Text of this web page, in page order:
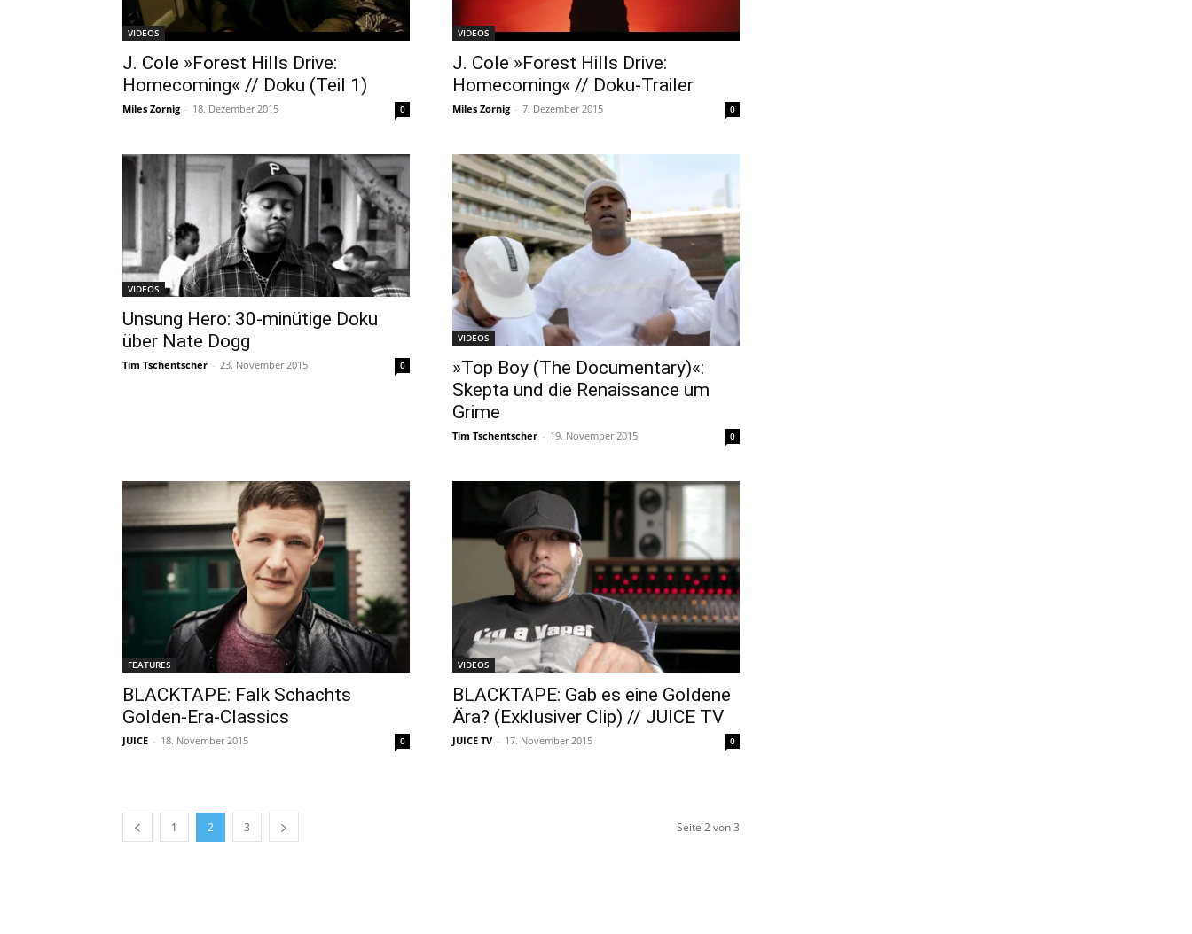
VIDEOS
J. Cole »Forest Hills Drive:
Homecoming« // Doku (Teil 1)
Miles Zornig - 18. Dezember 2015 0
VIDEOS
J. Cole »Forest Hills Drive:
Homecoming« // Doku-Trailer
Miles Zornig - 7. Dezember 2015 0
VIDEOS
Unsung Hero: 30-minütige Doku
über Nate Dogg
Tim Tschentscher - 23. November 2015 0
VIDEOS
»Top Boy (The Documentary)«:
Skepta und die Renaissance um
Grime
Tim Tschentscher - 19. November 2015 0
FEATURES
BLACKTAPE: Falk Schachts
Golden-Era-Classics
JUICE - 18. November 2015 0
VIDEOS
BLACKTAPE: Gab es eine Goldene
Ära? (Exklusiver Clip) // JUICE TV
JUICE TV - 17. November 2015 0
1 2 3 Seite 2 von 3